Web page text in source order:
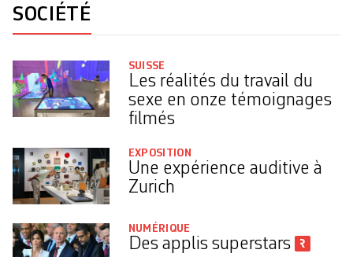
SOCIÉTÉ
SUISSE
Les réalités du travail du
sexe en onze témoignages
filmés
EXPOSITION
Une expérience auditive à
Zurich
NUMÉRIQUE
Des applis superstars